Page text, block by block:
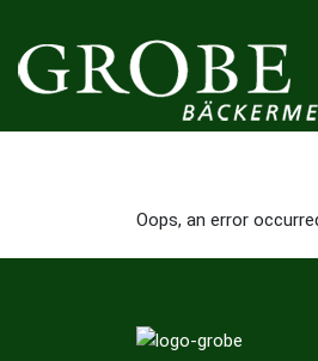
Home
Karriere
Oops, an error